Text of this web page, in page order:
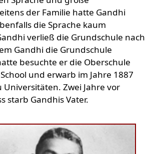
der Familie hatte Gandhi
die Sprache kaum
verließ die Grundschule nach
Gandhi die Grundschule
besuchte er die Oberschule
und erwarb im Jahre 1887
Universitäten. Zwei Jahre vor
starb Gandhis Vater.